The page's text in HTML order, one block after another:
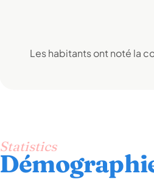
Les habitants ont noté la
Statistics